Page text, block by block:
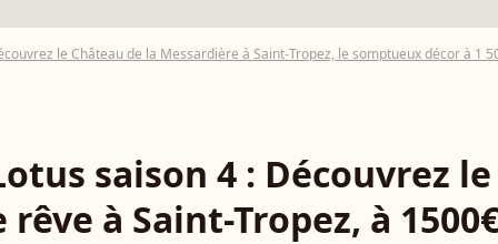
le Château de la Messardière à Saint-Tropez, le somptueux décor à 1
saison 4 : Découvrez
rêve à Saint-Tropez, à